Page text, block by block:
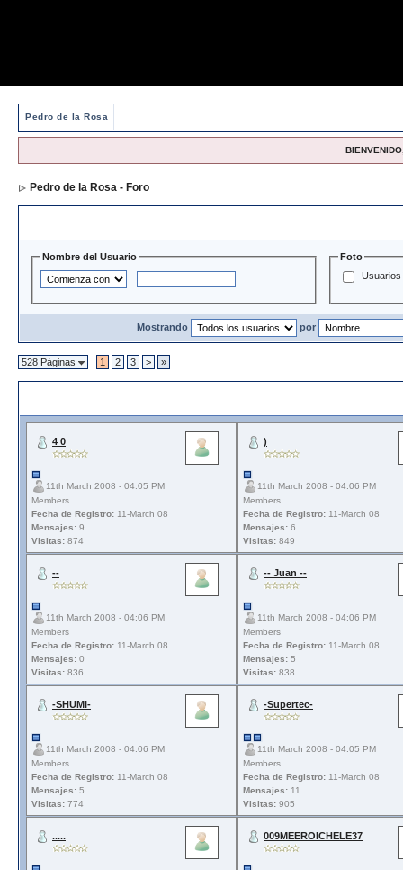
Pedro de la Rosa
Pedro de la Rosa - Foro
Nombre del Usuario
Foto
Usuarios
Mostrando por
528 Páginas 1 2 3 > »
4 0
11th March 2008 - 04:05 PM
Members
Fecha de Registro: 11-March 08
Mensajes: 9
Visitas: 874
)
11th March 2008 - 04:06 PM
Members
Fecha de Registro: 11-March 08
Mensajes: 6
Visitas: 849
--
11th March 2008 - 04:06 PM
Members
Fecha de Registro: 11-March 08
Mensajes: 0
Visitas: 836
-- Juan --
11th March 2008 - 04:06 PM
Members
Fecha de Registro: 11-March 08
Mensajes: 5
Visitas: 838
-SHUMI-
11th March 2008 - 04:06 PM
Members
Fecha de Registro: 11-March 08
Mensajes: 5
Visitas: 774
-Supertec-
11th March 2008 - 04:05 PM
Members
Fecha de Registro: 11-March 08
Mensajes: 11
Visitas: 905
..... 009MEEROICHELE37